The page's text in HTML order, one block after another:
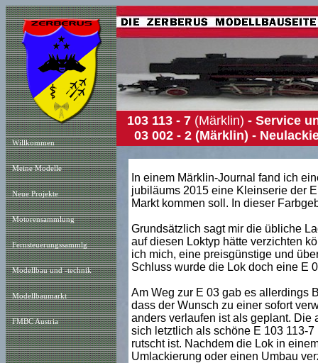
Willkommen
Meine Modelle
Neue Projekte
Motorensammlung
Fernsteuerungssammlg
Modellbau und -technik
Modellbaumarkt
FMBC Austria
103 113 - 7 (Märklin) - Service
03 002 - 2 (Märklin) -
In einem Märklin-Journal fand ich
jubiläums 2015 eine Kleinserie der
Markt kommen soll. In dieser
Grundsätzlich sagt mir die übliche
auf diesen Loktyp hätte verzichten
ich mich, eine preisgünstige und
Schluss wurde die Lok doch eine E
Am Weg zur E 03 gab es allerdings
dass der Wunsch zu einer sofort
anders verlaufen ist als geplant. Die
sich letztlich als schöne E 103 113-
rutscht ist. Nachdem die Lok in
Umlackierung oder einen Umbau